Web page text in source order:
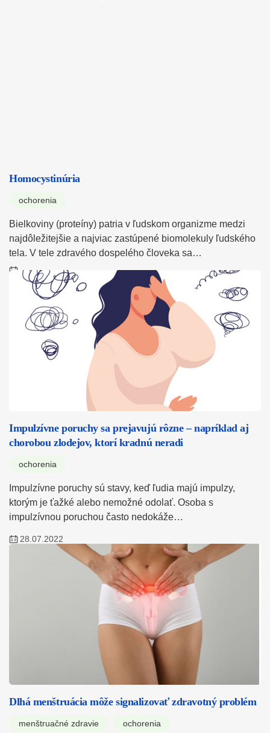
Homocystinúria
ochorenia
Bielkoviny (proteíny) patria v ľudskom organizme medzi
najdôležitejšie a najviac zastúpené biomolekuly ľudského
tela. V tele zdravého dospelého človeka sa…
Impulzívne poruchy sa prejavujú rôzne – napríklad aj
chorobou zlodejov, ktorí kradnú neradi
ochorenia
Impulzívne poruchy sú stavy, keď ľudia majú impulzy,
ktorým je ťažké alebo nemožné odolať. Osoba s
impulzívnou poruchou často nedokáže…
28.07.2022
Dlhá menštruácia môže signalizovať zdravotný problém
menštruačné zdravie ochorenia